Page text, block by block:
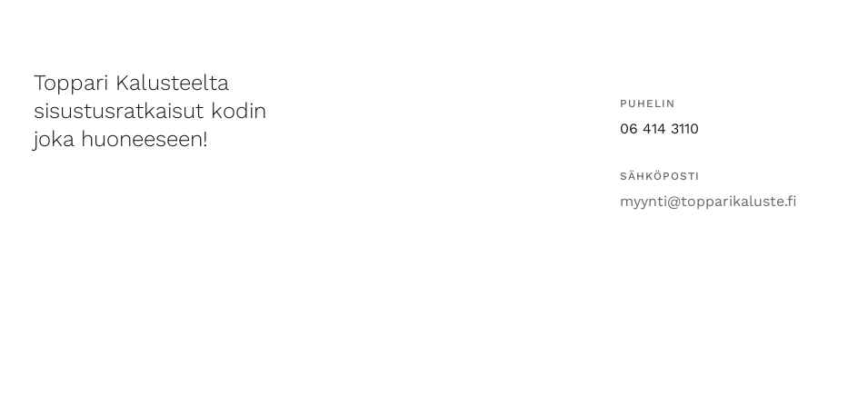
Toppari Kalusteelta
sisustusratkaisut kodin
joka huoneeseen!
PUHELIN
06 414 3110
SÄHKÖPOSTI
myynti@topparikaluste.fi